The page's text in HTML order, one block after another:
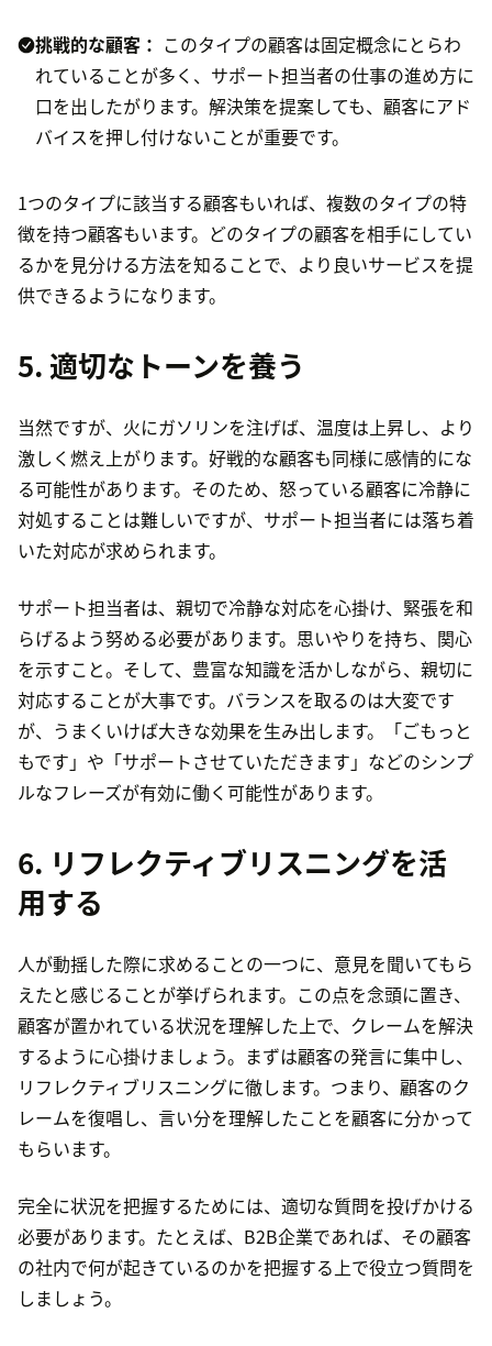
挑戦的な顧客： このタイプの顧客は固定概念にとらわ
れていることが多く、サポート担当者の仕事の進め方に
口を出したがります。解決策を提案しても、顧客にアド
バイスを押し付けないことが重要です。
1つのタイプに該当する顧客もいれば、複数のタイプの特
徴を持つ顧客もいます。どのタイプの顧客を相手にしてい
るかを見分ける方法を知ることで、より良いサービスを提
供できるようになります。
5. 適切なトーンを養う
当然ですが、火にガソリンを注げば、温度は上昇し、より
激しく燃え上がります。好戦的な顧客も同様に感情的にな
る可能性があります。そのため、怒っている顧客に冷静に
対処することは難しいですが、サポート担当者には落ち着
いた対応が求められます。
サポート担当者は、親切で冷静な対応を心掛け、緊張を和
らげるよう努める必要があります。思いやりを持ち、関心
を示すこと。そして、豊富な知識を活かしながら、親切に
対応することが大事です。バランスを取るのは大変です
が、うまくいけば大きな効果を生み出します。「ごもっと
もです」や「サポートさせていただきます」などのシンプ
ルなフレーズが有効に働く可能性があります。
6. リフレクティブリスニングを活
用する
人が動揺した際に求めることの一つに、意見を聞いてもら
えたと感じることが挙げられます。この点を念頭に置き、
顧客が置かれている状況を理解した上で、クレームを解決
するように心掛けましょう。まずは顧客の発言に集中し、
リフレクティブリスニングに徹します。つまり、顧客のク
レームを復唱し、言い分を理解したことを顧客に分かって
もらいます。
完全に状況を把握するためには、適切な質問を投げかける
必要があります。たとえば、B2B企業であれば、その顧客
の社内で何が起きているのかを把握する上で役立つ質問を
しましょう。